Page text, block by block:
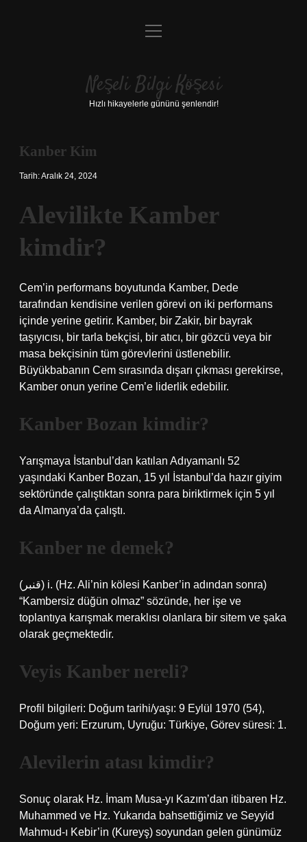
Anasayfa
Yasal Uyarı
menüyü
Neşeli Bilgi Köşesi
Hızlı hikayelerle gününü şenlendir!
Kanber Kim
Tarih: Aralık 24, 2024
Alevilikte Kamber
kimdir?
Cem’in performans boyutunda Kamber, Dede
tarafından kendisine verilen görevi on iki performans
içinde yerine getirir. Kamber, bir Zakir, bir bayrak
taşıyıcısı, bir tarla bekçisi, bir atıcı, bir gözcü veya bir
masa bekçisinin tüm görevlerini üstlenebilir.
Büyükbabanın Cem sırasında dışarı çıkması gerekirse,
Kamber onun yerine Cem’e liderlik edebilir.
Kanber Bozan kimdir?
Yarışmaya İstanbul’dan katılan Adıyamanlı 52
yaşındaki Kanber Bozan, 15 yıl İstanbul’da hazır giyim
sektöründe çalıştıktan sonra para biriktirmek için 5 yıl
da Almanya’da çalıştı.
Kanber ne demek?
(ﻗﻨﺒﺮ) i. (Hz. Ali’nin kölesi Kanber’in adından sonra)
“Kambersiz düğün olmaz” sözünde, her işe ve
toplantıya karışmak meraklısı olanlara bir sitem ve şaka
olarak geçmektedir.
Veyis Kanber nereli?
Profil bilgileri: Doğum tarihi/yaşı: 9 Eylül 1970 (54),
Doğum yeri: Erzurum, Uyruğu: Türkiye, Görev süresi: 1.
Alevilerin atası kimdir?
Sonuç olarak Hz. İmam Musa-yı Kazım’dan itibaren Hz.
Muhammed ve Hz. Yukarıda bahsettiğimiz ve Seyyid
Mahmud-ı Kebir’in (Kureyş) soyundan gelen günümüz